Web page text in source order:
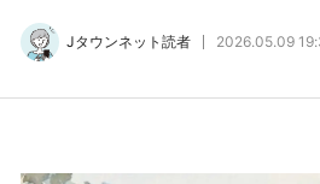
アニメ『はたらく細胞』と神奈川県の
Jタウンネット読者 2026.05.09